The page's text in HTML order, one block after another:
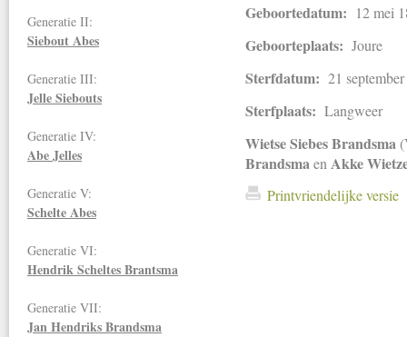
Geboortedatum: 12 mei
Geboorteplaats: Joure
Sterfdatum: 21
Sterfplaats: Langweer
Wietse Siebes Brandsma
BrandsmaenAkke
Printvriendelijke versie
Generatie II:
Siebout Abes
Generatie III:
Jelle Siebouts
Generatie IV:
Abe Jelles
Generatie V:
Schelte Abes
Generatie VI:
Hendrik Scheltes Brantsma
Generatie VII:
Jan HendriksBrandsma